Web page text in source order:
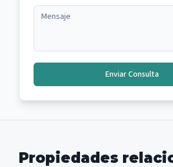
Enviar Consulta
Propiedades